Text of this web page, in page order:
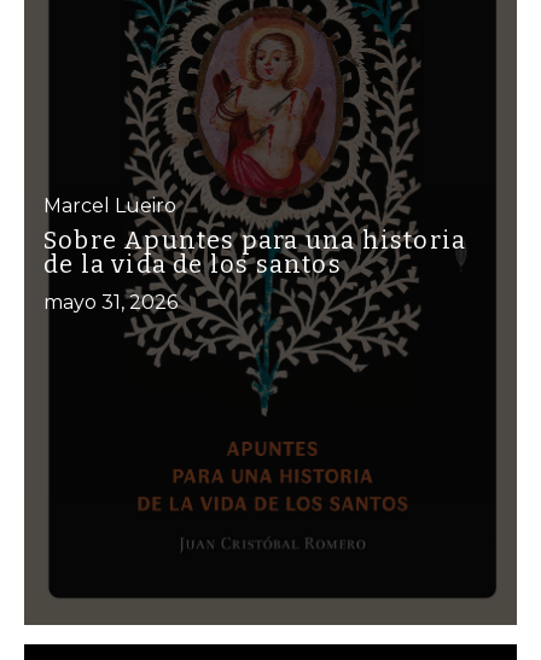
Marcel Lueiro
Sobre Apuntes para una historia
de la vida de los santos
mayo 31, 2026